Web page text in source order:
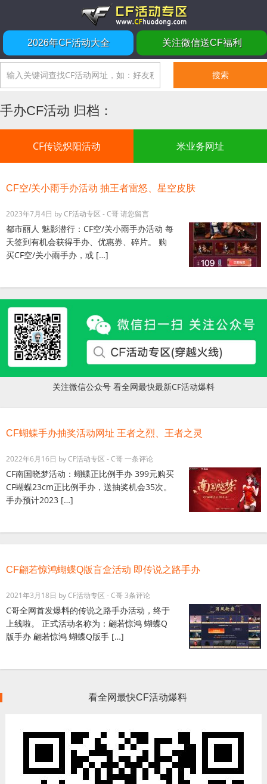
2026年CF活动大全 关注微信送CF福利
手办CF活动 归档：
CF传说炽阳活动 米业务网址
CF空/关小雨手办活动 抽王者雷怒、星空皮肤
2023年7月4日 byCF活动专区 - C哥请您留言
都市丽人 魅影潜行：CF空/关小雨手办活动 每
天签到有机会获得手办、优惠券、碎片。 购
买CF空/关小雨手办，或 […]
关注微信公众号 看全网最快最新CF活动爆料
CF蝴蝶手办抽奖活动网址 王者之烈、王者之灵
2022年6月16日 byCF活动专区 - C哥一条评论
CF南国晓梦活动：蝴蝶正比例手办 399元购买
CF蝴蝶23cm正比例手办，送抽奖机会35次。
手办预计2023 […]
CF翩若惊鸿蝴蝶Q版盲盒活动 即传说之路手办
2021年3月18日 byCF活动专区 - C哥3条评论
C哥全网首发爆料的传说之路手办活动，终于
上线啦。 正式活动名称为：翩若惊鸿 蝴蝶Q
版手办 翩若惊鸿 蝴蝶Q版手 […]
看全网最快CF活动爆料